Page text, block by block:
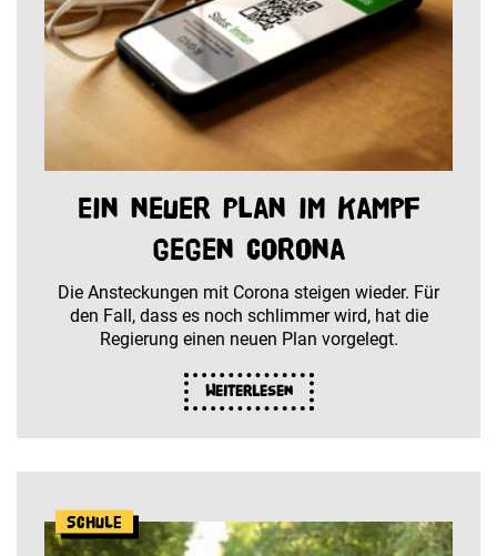
Ein neuer Plan im Kampf
gegen Corona
Die Ansteckungen mit Corona steigen wieder. Für
den Fall, dass es noch schlimmer wird, hat die
Regierung einen neuen Plan vorgelegt.
Weiterlesen
Schule